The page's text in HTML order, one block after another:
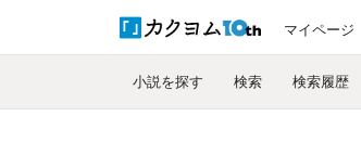
マイページ
小説を探す 検索 検索履歴